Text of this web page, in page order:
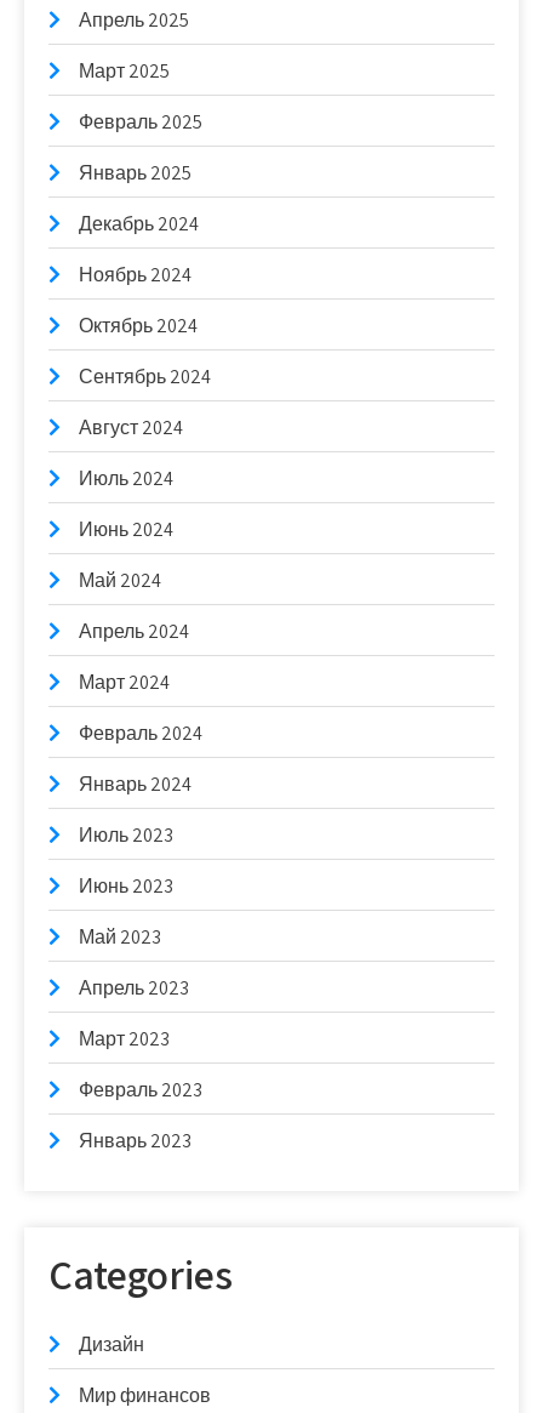
Апрель 2025
Март 2025
Февраль 2025
Январь 2025
Декабрь 2024
Ноябрь 2024
Октябрь 2024
Сентябрь 2024
Август 2024
Июль 2024
Июнь 2024
Май 2024
Апрель 2024
Март 2024
Февраль 2024
Январь 2024
Июль 2023
Июнь 2023
Май 2023
Апрель 2023
Март 2023
Февраль 2023
Январь 2023
Categories
Дизайн
Мир финансов